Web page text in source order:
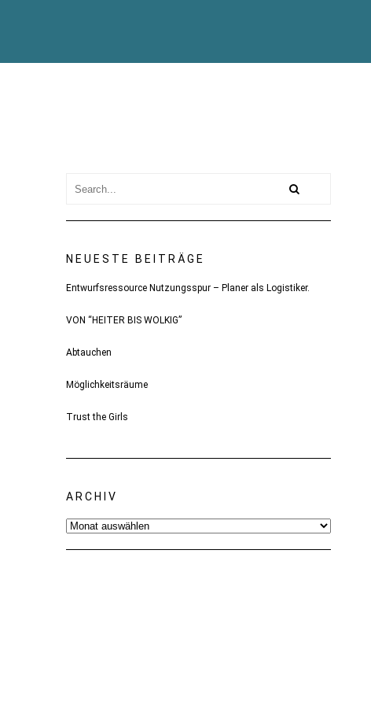
NEUESTE BEITRÄGE
Entwurfsressource Nutzungsspur – Planer als Logistiker.
VON “HEITER BIS WOLKIG”
Abtauchen
Möglichkeitsräume
Trust the Girls
ARCHIV
Archiv